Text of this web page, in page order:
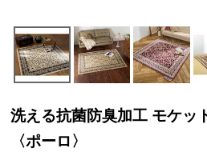
洗える抗菌防臭加工 モケッ
〈ポーロ〉